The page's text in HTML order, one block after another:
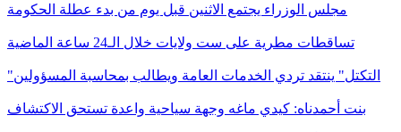
مجلس الوزراء يجتمع الاثنين قبل يوم من بدء عطلة الحكومة
تساقطات مطرية على ست ولايات خلال الـ24 ساعة الماضية
"التكتل" ينتقد تردي الخدمات العامة ويطالب بمحاسبة المسؤولين
بنت أحمدناه: كيدي ماغه وجهة سياحية واعدة تستحق الاكتشاف